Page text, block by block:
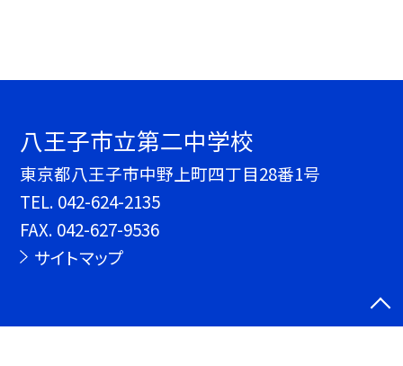
八王子市立第二中学校
東京都八王子市中野上町四丁目28番1号
TEL. 042-624-2135
FAX. 042-627-9536
サイトマップ